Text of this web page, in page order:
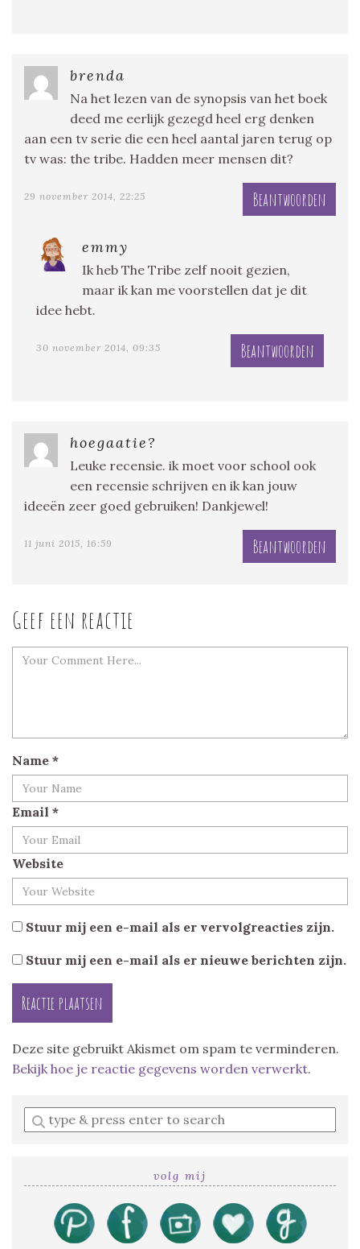
brenda
Na het lezen van de synopsis van het boek
deed me eerlijk gezegd heel erg denken
aan een tv serie die een heel aantal jaren terug op
tv was: the tribe. Hadden meer mensen dit?
29 november 2014, 22:25 Beantwoorden
emmy
Ik heb The Tribe zelf nooit gezien,
maar ik kan me voorstellen dat je dit
idee hebt.
30 november 2014, 09:35 Beantwoorden
hoegaatie?
Leuke recensie. ik moet voor school ook
een recensie schrijven en ik kan jouw
ideeën zeer goed gebruiken! Dankjewel!
11 juni 2015, 16:59 Beantwoorden
Geef een reactie
Name *
Email *
Website
Stuur mij een e-mail als er vervolgreacties zijn.
Stuur mij een e-mail als er nieuwe berichten zijn.
Deze site gebruikt Akismet om spam te verminderen.
Bekijk hoe je reactie gegevens worden verwerkt.
Enter
a
volg mij